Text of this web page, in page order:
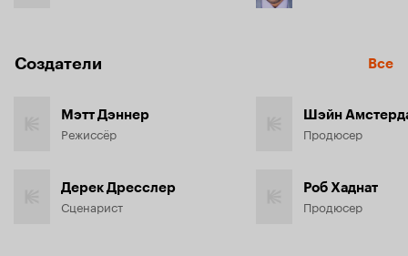
Создатели Все
Мэтт Дэннер
Режиссёр
Дерек Дресслер
Сценарист
Шэйн
Продюсер
Роб Хаднат
Продюсер